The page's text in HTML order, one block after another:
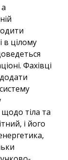
в цілому
Фахівці
щодо тіла та
і його